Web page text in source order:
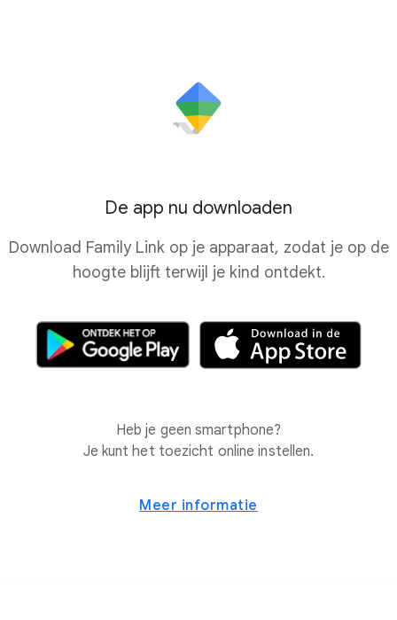
De app nu downloaden
Download Family Link op je apparaat, zodat je op de
hoogte blijft terwijl je kind ontdekt.
Heb je geen smartphone?
Je kunt het toezicht online instellen.
Meer informatie